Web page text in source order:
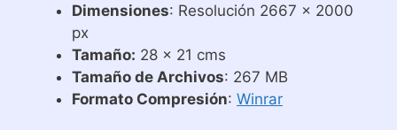
Dimensiones: Resolución 2667 x 2000
px
Tamaño: 28 x 21 cms
Tamaño de Archivos: 267 MB
Formato Compresión: Winrar